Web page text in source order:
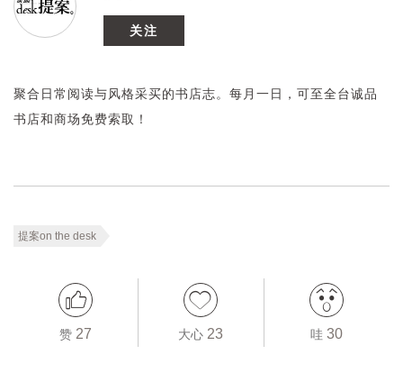
关注
聚合日常阅读与风格采买的书店志。每月一日，可至全台诚品
书店和商场免费索取！
提案on the desk
赞 27 大心 23 哇30